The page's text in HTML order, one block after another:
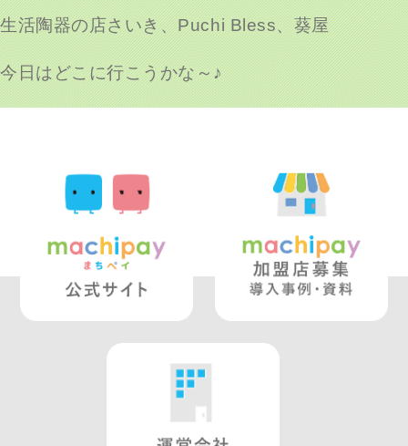
生活陶器の店さいき、Puchi Bless、葵屋
今日はどこに行こうかな～♪